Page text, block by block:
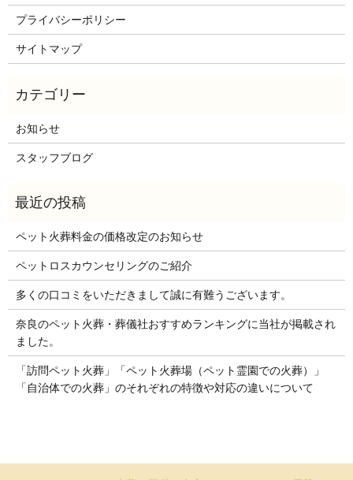
プライバシーポリシー
サイトマップ
お知らせ
スタッフブログ
ペット火葬料金の価格改定のお知らせ
ペットロスカウンセリングのご紹介
多くの口コミをいただきまして誠に有難うございます。
奈良のペット火葬・葬儀社おすすめランキングに当社が掲載され
ました。
「訪問ペット火葬」「ペット火葬場（ペット霊園での火葬）」
「自治体での火葬」のそれぞれの特徴や対応の違いについて